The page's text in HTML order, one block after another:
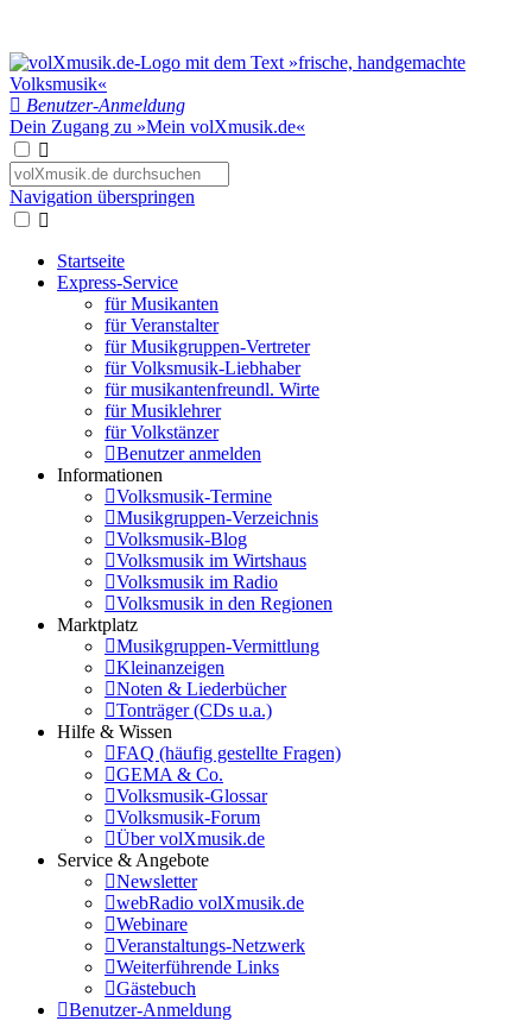
Benutzer-Anmeldung
Dein Zugang zu »Mein volXmusik.de«
Navigation überspringen
Startseite
Express-Service
für Musikanten
für Veranstalter
für Musikgruppen-Vertreter
für Volksmusik-Liebhaber
für musikantenfreundl. Wirte
für Musiklehrer
für Volkstänzer
Benutzer anmelden
Informationen
Volksmusik-Termine
Musikgruppen-Verzeichnis
Volksmusik-Blog
Volksmusik im Wirtshaus
Volksmusik im Radio
Volksmusik in den Regionen
Marktplatz
Musikgruppen-Vermittlung
Kleinanzeigen
Noten & Liederbücher
Tonträger (CDs u.a.)
Hilfe & Wissen
FAQ (häufig gestellte Fragen)
GEMA & Co.
Volksmusik-Glossar
Volksmusik-Forum
Über volXmusik.de
Service & Angebote
Newsletter
webRadio volXmusik.de
Webinare
Veranstaltungs-Netzwerk
Weiterführende Links
Gästebuch
Benutzer-Anmeldung